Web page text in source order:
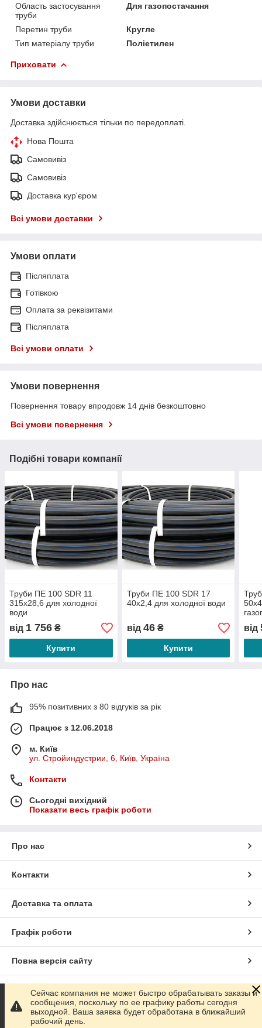
Область застосування
труби
Для газопостачання
Перетин труби
Кругле
Тип матеріалу труби
Поліетилен
Приховати
Умови доставки
Доставка здійснюється тільки по передоплаті.
Нова Пошта
Самовивіз
Самовивіз
Доставка кур'єром
Всі умови доставки
Умови оплати
Післяплата
Готівкою
Оплата за реквізитами
Післяплата
Всі умови оплати
Умови повернення
Повернення товару впродовж 14 днів безкоштовно
Всі умови повернення
Подібні товари компанії
Труби ПЕ 100 SDR 11
315х28,6 для холодної
води
від 1 756 ₴
Купити
Труби ПЕ 100 SDR 17
40х2,4 для холодної води
від 46₴
Купити
від
Про нас
95% позитивних з 80 відгуків за рік
Працює з 12.06.2018
м. Київ
ул. Стройиндустрии, 6, Київ, Україна
Контакти
Сьогодні вихідний
Показати весь графік роботи
Про нас
Контакти
Доставка та оплата
Графік роботи
Повна версія сайту
Сайт створено на маркетплейсі Prom.ua
Політика конфіденційності
Сейчас компания не может быстро обрабатывать заказы и
сообщения, поскольку по ее графику работы сегодня
выходной. Ваша заявка будет обработана в ближайший
рабочий день.